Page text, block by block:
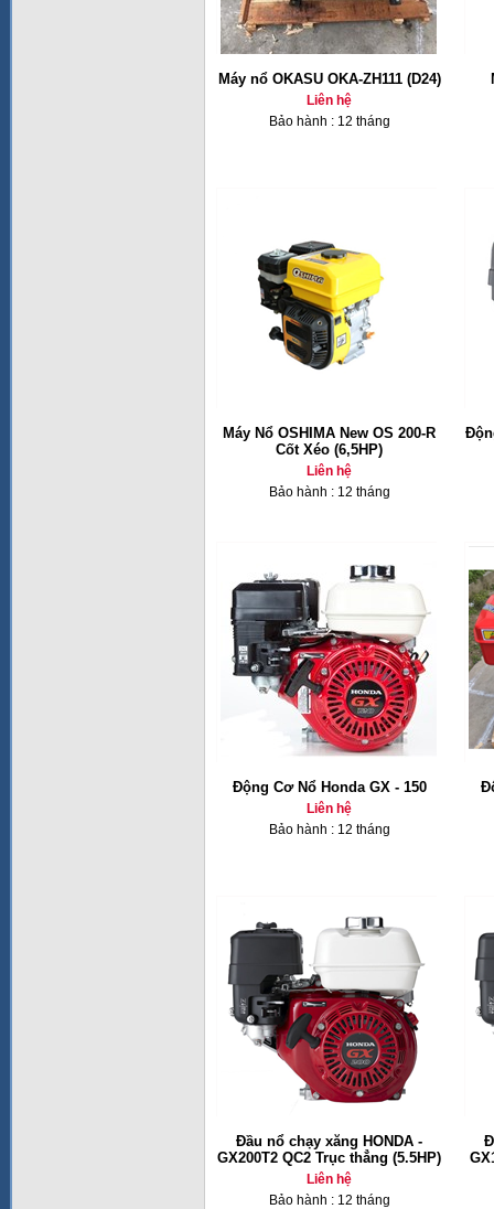
Máy nổ OKASU OKA-ZH111 (D24)
Liên hệ
Bảo hành : 12 tháng
Máy Nổ OSHIMA New OS 200-R
Cốt Xéo (6,5HP)
Liên hệ
Bảo hành : 12 tháng
Động Cơ Nổ Honda GX - 150
Liên hệ
Bảo hành : 12 tháng
Đầu nổ chạy xăng HONDA -
GX200T2 QC2 Trục thẳng (5.5HP)
Liên hệ
Bảo hành : 12 tháng